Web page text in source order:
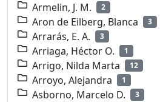
Armelin, J. M. 2
Aron de Eilberg, Blanca 3
Arrarás, E. A. 3
Arriaga, Héctor O. 1
Arrigo, Nilda Marta 12
Arroyo, Alejandra 1
Asborno, Marcelo D. 3